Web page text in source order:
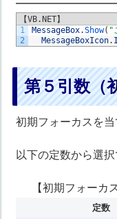
【VB.NET】
1
2
MessageBox.Show( "
MessageBoxIcon.
第５引数（
初期フォーカスを当
以下の定数から選択
【初期フォーカ
定数